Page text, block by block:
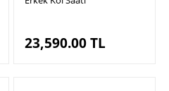
23,590.00TL